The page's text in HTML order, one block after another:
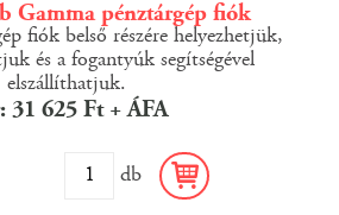
Gamma pénztárgép fiók
fiók belső részére helyezhetjük,
és a fogantyúk segítségével
elszállíthatjuk.
31 625 Ft + ÁFA
db